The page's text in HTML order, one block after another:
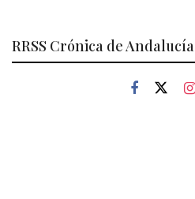
RRSS Crónica de Andalucía